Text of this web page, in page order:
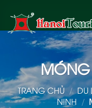
qua
TRANG CHỦ / DU
NINH /